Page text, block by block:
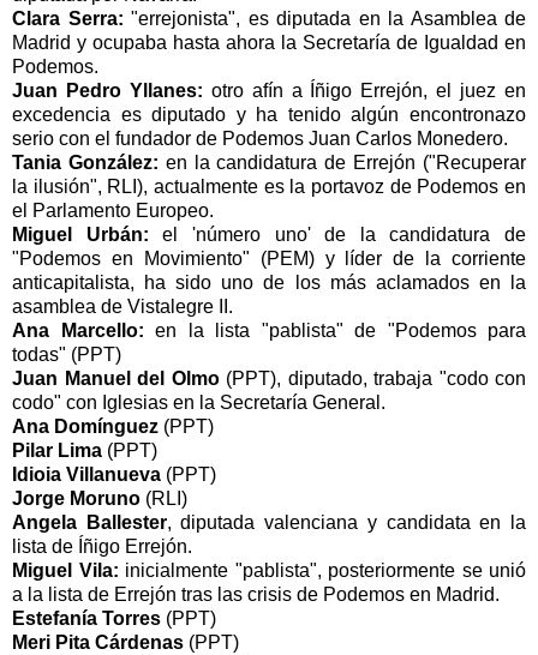
Clara Serra: "errejonista", es diputada en la Asamblea de
Madrid y ocupaba hasta ahora la Secretaría de Igualdad en
Podemos.
Juan Pedro Yllanes: otro afín a Íñigo Errejón, el juez en
excedencia es diputado y ha tenido algún encontronazo
serio con el fundador de Podemos Juan Carlos Monedero.
Tania González: en la candidatura de Errejón ("Recuperar
la ilusión", RLI), actualmente es la portavoz de Podemos en
el Parlamento Europeo.
Miguel Urbán: el 'número uno' de la candidatura de
"Podemos en Movimiento" (PEM) y líder de la corriente
anticapitalista, ha sido uno de los más aclamados en la
asamblea de Vistalegre II.
Ana Marcello: en la lista "pablista" de "Podemos para
todas" (PPT)
Juan Manuel del Olmo(PPT), diputado, trabaja "codo con
codo" con Iglesias en la Secretaría General.
Ana Domínguez (PPT)
Pilar Lima (PPT)
Idioia Villanueva (PPT)
Jorge Moruno (RLI)
Angela Ballester, diputada valenciana y candidata en la
lista de Íñigo Errejón.
Miguel Vila: inicialmente "pablista", posteriormente se unió
a la lista de Errejón tras las crisis de Podemos en Madrid.
Estefanía Torres (PPT)
Meri Pita Cárdenas (PPT)